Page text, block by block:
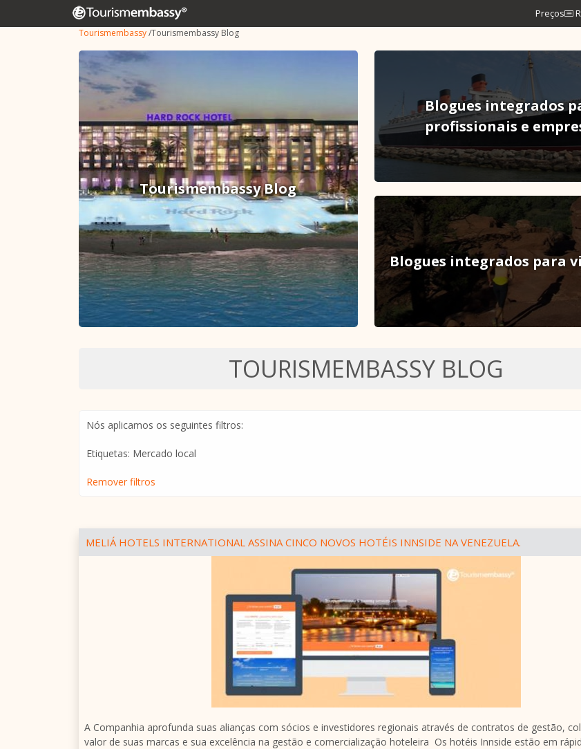
Preços
Tourismembassy/Tourismembassy Blog
Tourismembassy Blog
Blogues integrados
profissionais e
Blogues integrados para
TOURISMEMBASSY BLOG
Nós aplicamos os seguintes filtros:
Etiquetas: Mercado local
Remover filtros
MELIÁ HOTELS INTERNATIONAL ASSINA CINCO NOVOS HOTÉIS INNSIDE NA VENEZUELA.
A Companhia aprofunda suas alianças com sócios e investidores regionais através de contratos de gestão,
valor de suas marcas e sua excelência na gestão e comercialização hoteleira Os hotéis Innside estão em